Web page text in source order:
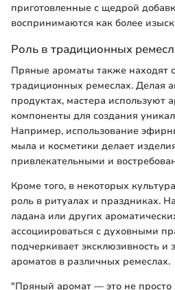
приготовленные с щедрой
воспринимаются как более
Роль в традиционных
Пряные ароматы также находят
традиционных ремеслах. Делая
продуктах, мастера используют
компоненты для создания
Например, использование
мыла и косметики делает
привлекательными и
Кроме того, в некоторых
роль в ритуалах и праздниках.
ладана или других
ассоциироваться с духовными
подчеркивает эксклюзивность и
ароматов в различных ремеслах.
"Пряный аромат — это не просто